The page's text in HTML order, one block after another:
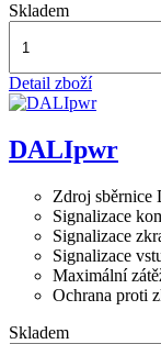
Skladem
Detail zboží
DALIpwr
Zdroj
Signalizace
Signalizace
Signalizace
Maximální
Ochrana proti
Skladem